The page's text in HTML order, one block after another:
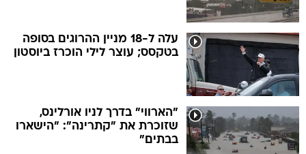
עלה ל-18 מניין ההרוגים בסופה
בטקסס; עוצר לילי הוכרז ביוסטון
"הארווי" בדרך לניו אורלינס,
שזוכרת את "קתרינה": "הישארו
בבתים"